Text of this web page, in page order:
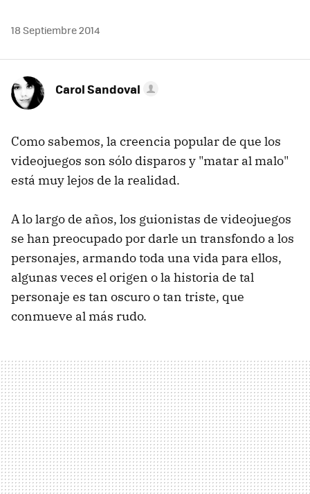
18 Septiembre 2014
Carol Sandoval
Como sabemos, la creencia popular de que los
videojuegos son sólo disparos y "matar al malo"
está muy lejos de la realidad.
A lo largo de años, los guionistas de videojuegos
se han preocupado por darle un transfondo a los
personajes, armando toda una vida para ellos,
algunas veces el origen o la historia de tal
personaje es tan oscuro o tan triste, que
conmueve al más rudo.